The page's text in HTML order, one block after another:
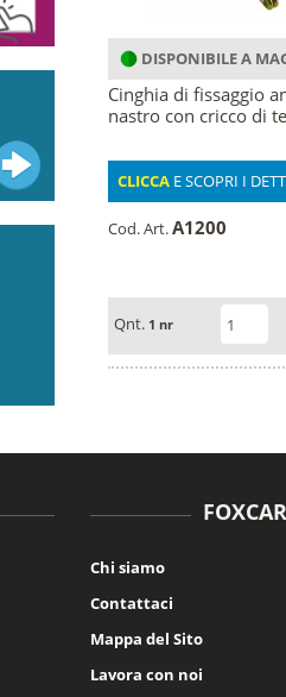
DISPONIBILE A
Cinghia di fissaggio
nastro con cricco di
CLICCAE SCOPRI I
Cod. Art.A1200
Qnt. 1 nr
FOXCAR
Chi siamo
Contattaci
Mappa del Sito
Lavora con noi